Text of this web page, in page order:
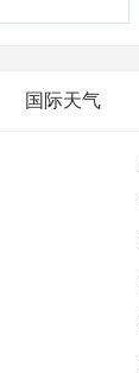
国际天气